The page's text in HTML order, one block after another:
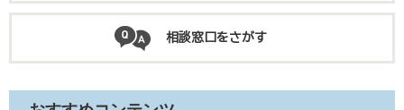
相談窓口をさがす